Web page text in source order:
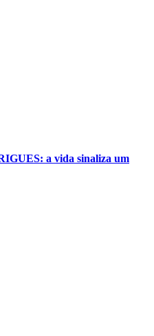
a vida sinaliza um